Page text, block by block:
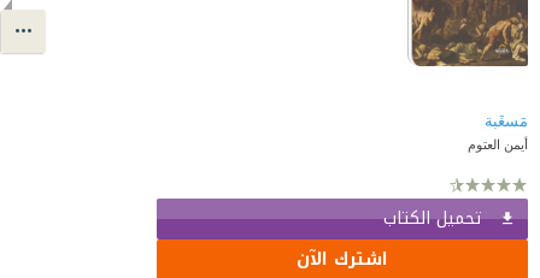
مَسغَبة
أيمن العتوم
تحميل الكتاب
اشترك الآن